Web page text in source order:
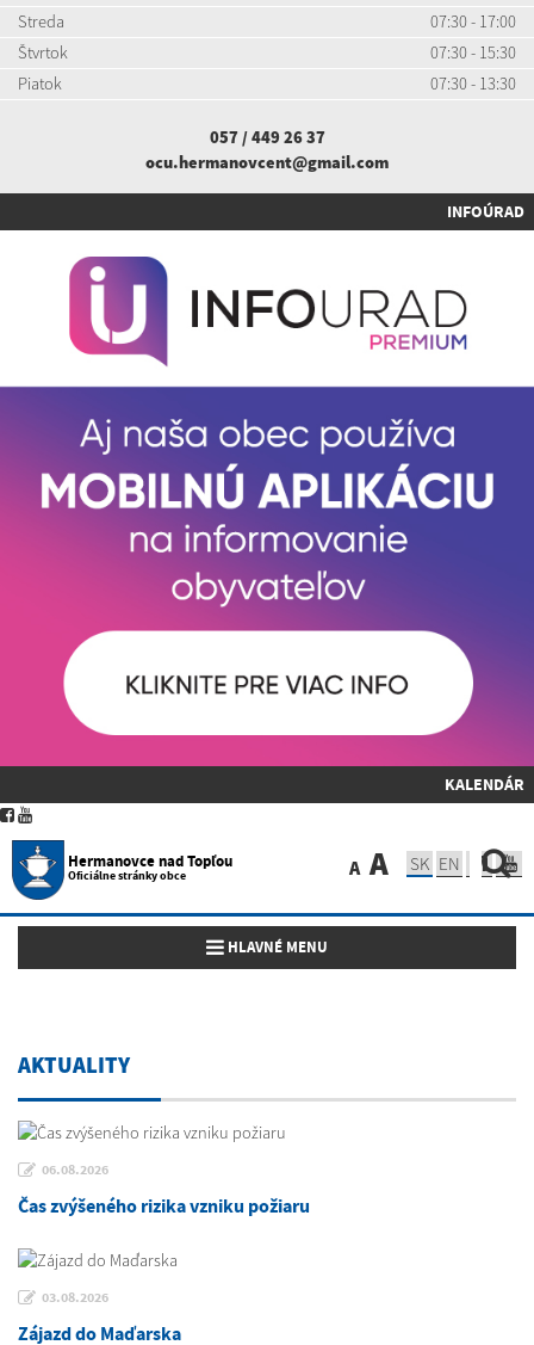
Streda
07:30 - 17:00
Štvrtok
07:30 - 15:30
Piatok
07:30 - 13:30
057 / 449 26 37
ocu.hermanovcent@gmail.com
INFOÚRAD
KALENDÁR
Hermanovce nad Topľou
Oficiálne stránky obce A A SK EN
Toggle navigation
HLAVNÉ MENU
AKTUALITY
06.08.2026
Čas zvýšeného rizika vzniku požiaru
03.08.2026
Zájazd do Maďarska